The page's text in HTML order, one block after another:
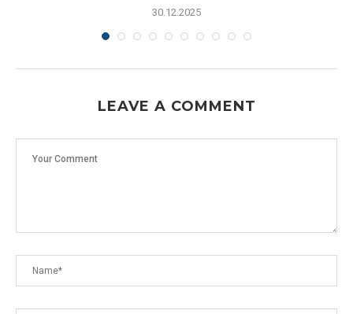
30.12.2025
LEAVE A COMMENT